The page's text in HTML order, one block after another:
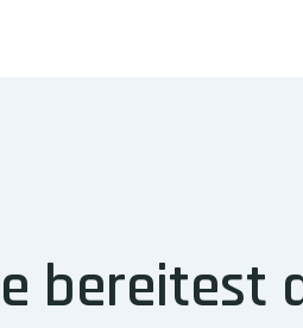
bereitest